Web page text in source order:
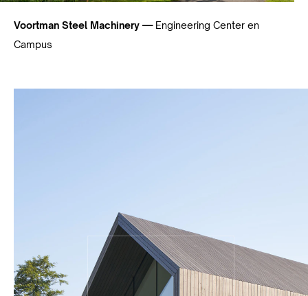
Voortman Steel Machinery —Engineering Center en
Campus